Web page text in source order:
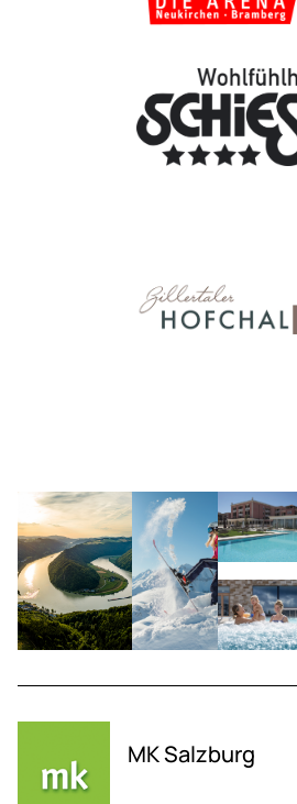
MK Salzburg